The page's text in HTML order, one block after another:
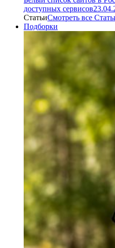
доступных сервисов
СтатьиСмотреть все
Подборки